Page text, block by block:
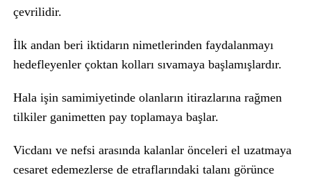
çevrilidir.
İlk andan beri iktidarın nimetlerinden faydalanmayı
hedefleyenler çoktan kolları sıvamaya başlamışlardır.
Hala işin samimiyetinde olanların itirazlarına rağmen
tilkiler ganimetten pay toplamaya başlar.
Vicdanı ve nefsi arasında kalanlar önceleri el uzatmaya
cesaret edemezlerse de etraflarındaki talanı görünce